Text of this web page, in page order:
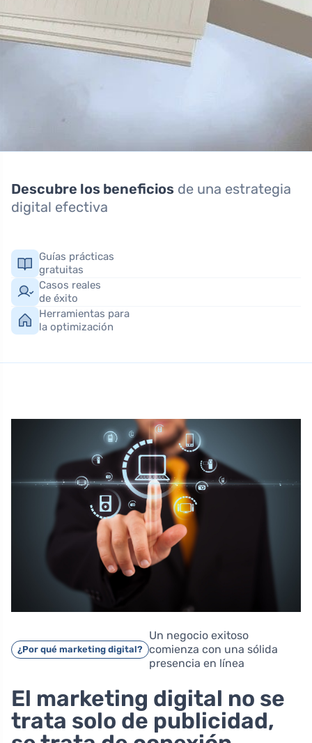
Descubre los beneficios de una estrategia
digital efectiva
Guías prácticas
gratuitas
Casos reales
de éxito
Herramientas para
la optimización
¿Por qué marketing digital?
Un negocio exitoso
comienza con una sólida
presencia en línea
El marketing digital no se
trata solo de publicidad,